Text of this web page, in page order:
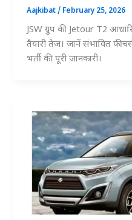
Aajkibat/ February 25, 2026
JSW ग्रुप की Jetour T2
तैयारी तेज। जानें संभावित
भर्ती की पूरी जानकारी।